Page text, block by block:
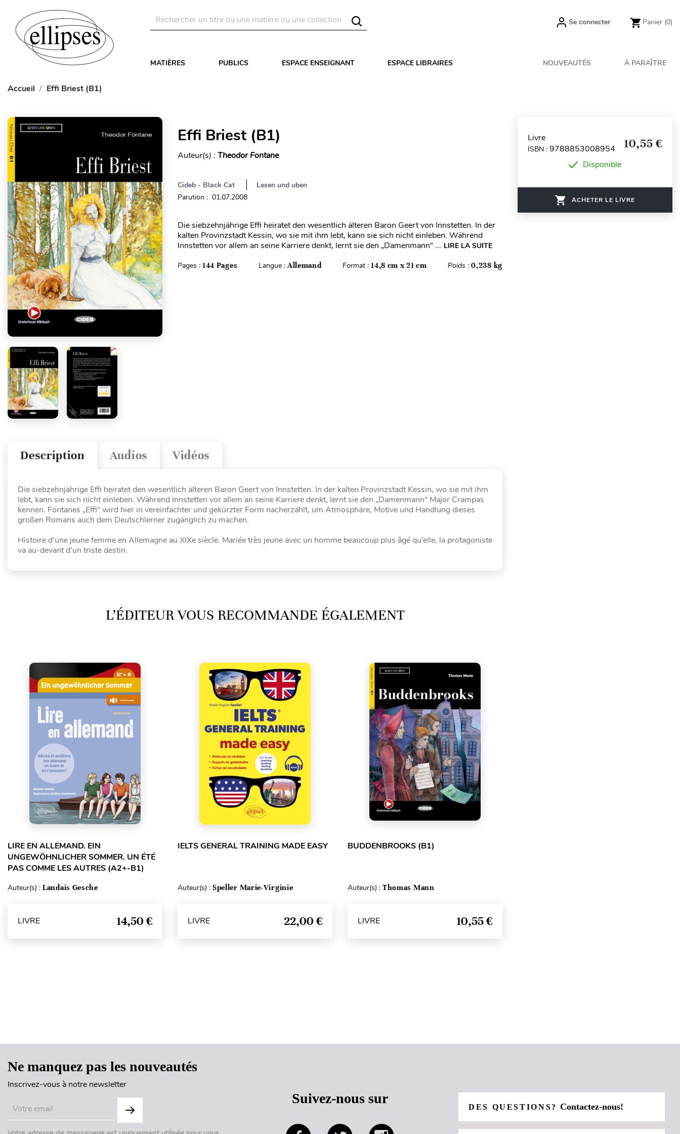
Se connecter Panier (0)
MATIÈRES PUBLICS ESPACE ENSEIGNANT ESPACE LIBRAIRES NOUVEAUTÉS À PARAÎTRE
Accueil Effi Briest (B1)
Effi Briest (B1)
Auteur(s) : Theodor Fontane
Cideb - Black Cat
Lesen und uben
Parution : 01.07.2008
Die siebzehnjährige Effi heiratet den wesentlich älteren Baron Geert von Innstetten. In der
kalten Provinzstadt Kessin, wo sie mit ihm lebt, kann sie sich nicht einleben. Während
Innstetten vor allem an seine Karriere denkt, lernt sie den „Damenmann“ ... LIRE LA SUITE
Pages : 144 Pages Langue :Allemand Format :14,8 cm x 21 cm Poids :0,238 kg
Vidéos
Audios
Description
Die siebzehnjährige Effi heiratet den wesentlich älteren Baron Geert von Innstetten. In der kalten Provinzstadt Kessin, wo sie mit ihm
lebt, kann sie sich nicht einleben. Während Innstetten vor allem an seine Karriere denkt, lernt sie den „Damenmann“ Major Crampas
kennen. Fontanes „Effi“ wird hier in vereinfachter und gekürzter Form nacherzählt, um Atmosphäre, Motive und Handlung dieses
großen Romans auch dem Deutschlerner zugänglich zu machen.
Histoire d’une jeune femme en Allemagne au XIXe siècle. Mariée très jeune avec un homme beaucoup plus âgé qu’elle, la protagoniste
va au-devant d’un triste destin.
L’ÉDITEUR VOUS RECOMMANDE ÉGALEMENT
LIRE EN ALLEMAND. EIN
UNGEWÖHNLICHER SOMMER. UN ÉTÉ
PAS COMME LES AUTRES (A2+-B1)
Auteur(s) : Landais Gesche
LIVRE 14,50 €
IELTS GENERAL TRAINING MADE EASY
Auteur(s) : Speller Marie-Virginie
LIVRE 22,00 €
BUDDENBROOKS (B1)
Auteur(s) : Thomas Mann
LIVRE 10,55 €
Livre
ISBN : 9788853008954 10,55 €
Disponible
ACHETER LE LIVRE
Ne manquez pas les nouveautés
Inscrivez-vous à notre newsletter
Suivez-nous sur
DES QUESTIONS?Contactez-nous!